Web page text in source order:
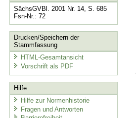
SächsGVBl. 2001 Nr. 14, S. 685
Fsn-Nr.: 72
Drucken/Speichern der
Stammfassung
HTML-Gesamtansicht
Vorschrift als PDF
Hilfe
Hilfe zur Normenhistorie
Fragen und Antworten